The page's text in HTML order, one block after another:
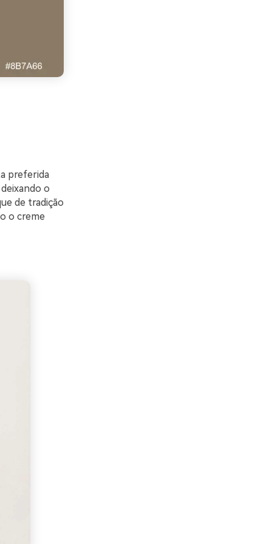
preferida
o
de tradição
o creme